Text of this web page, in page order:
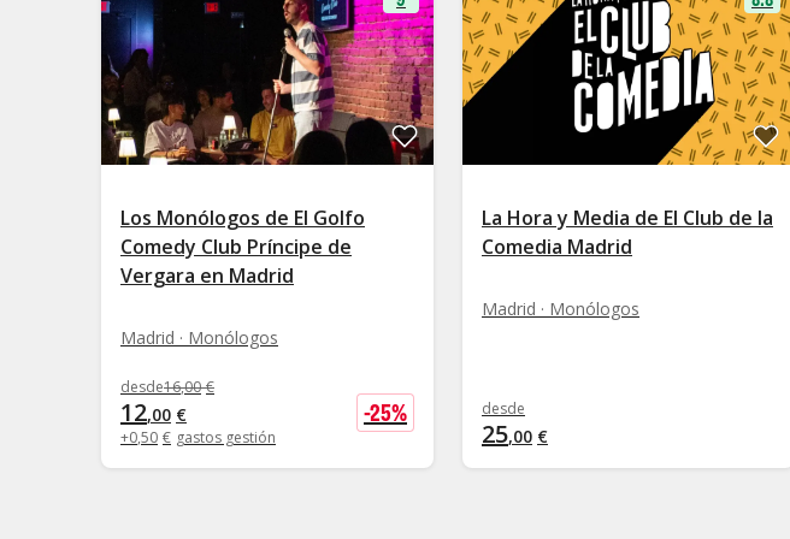
Los Monólogos de El Golfo
Comedy Club Príncipe de
Vergara en Madrid
Madrid · Monólogos
desde16,00 €
12,00 €
+0,50 € gastos gestión
-25%
La Hora y Media de El Club de la
Comedia Madrid
Madrid · Monólogos
desde
25,00 €